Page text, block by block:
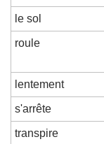
le sol
roule
lentement
s'arrête
transpire